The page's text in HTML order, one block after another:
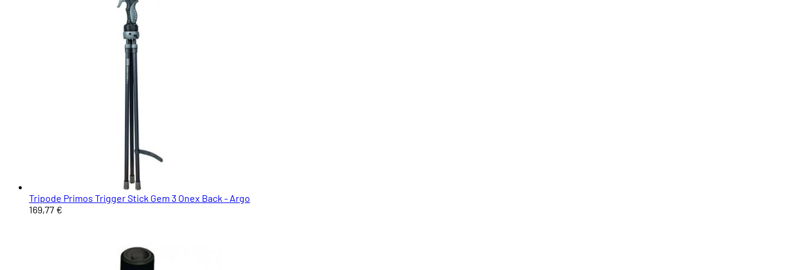
Tripode Primos Trigger Stick Gem 3 Onex Back - Argo
169,77 €